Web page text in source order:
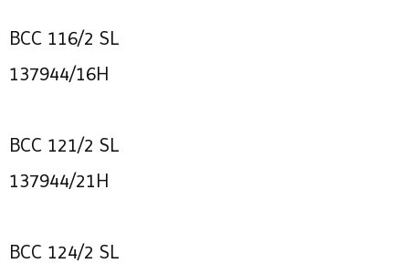
BCC 116/2 SL
137944/16H
BCC 121/2 SL
137944/21H
BCC 124/2 SL